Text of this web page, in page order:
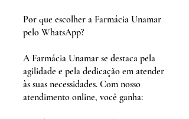
Por que escolher a Farmácia Unamar
pelo WhatsApp?
A Farmácia Unamar se destaca pela
agilidade e pela dedicação em atender
às suas necessidades. Com nosso
atendimento online, você ganha: